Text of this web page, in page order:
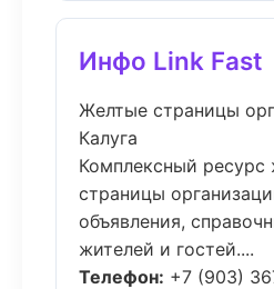
Инфо Link Fast
Желтые страницы
Калуга
Комплексный ресурс
страницы
объявления,
жителей и гостей....
Телефон: +7 (903)